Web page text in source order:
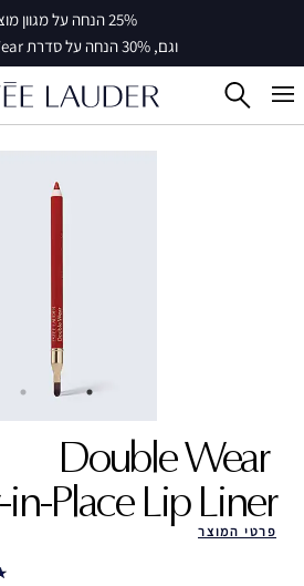
25% הנחה על מגוון מוצרים
וגם, 30% הנחה על סדרת Double Wear
Double Wear ‎
Place Lip Liner
פרטי המוצר